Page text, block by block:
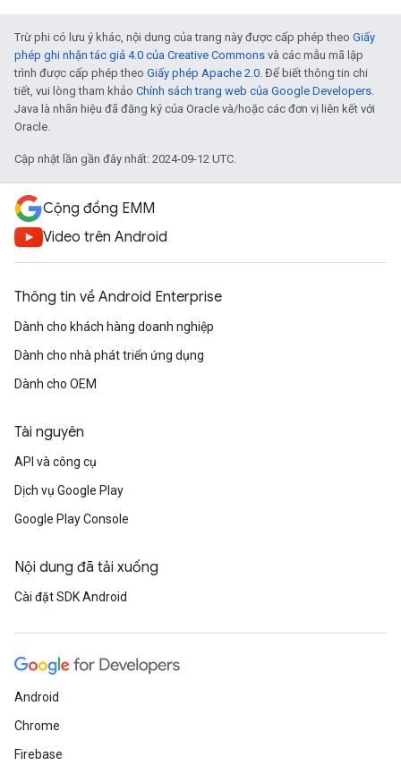
Trừ phi có lưu ý khác, nội dung của trang này được cấp phép theo Giấy
phép ghi nhận tác giả 4.0 của Creative Commons và các mẫu mã lập
trình được cấp phép theo Giấy phép Apache 2.0. Để biết thông tin chi
tiết, vui lòng tham khảo Chính sách trang web của Google Developers.
Java là nhãn hiệu đã đăng ký của Oracle và/hoặc các đơn vị liên kết với
Oracle.
Cập nhật lần gần đây nhất: 2024-09-12 UTC.
Cộng đồng EMM
Video trên Android
Thông tin về Android Enterprise
Dành cho khách hàng doanh nghiệp
Dành cho nhà phát triển ứng dụng
Dành cho OEM
Tài nguyên
API và công cụ
Dịch vụ Google Play
Google Play Console
Nội dung đã tải xuống
Cài đặt SDK Android
Android
Chrome
Firebase